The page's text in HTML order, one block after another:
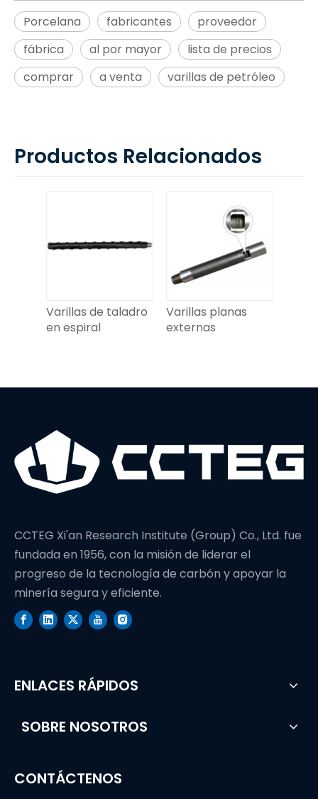
Porcelana fabricantes
proveedor
fábrica
al por mayor
lista de precios
comprar
a venta varillas de petróleo
Productos Relacionados
Varillas de taladro
en espiral
Varillas planas
externas
CCTEG Xi'an Research Institute (Group) Co., Ltd. fue
fundada en 1956, con la misión de liderar el
progreso de la tecnología de carbón y apoyar la
minería segura y eficiente.
ENLACES RÁPIDOS
SOBRE NOSOTROS
CONTÁCTENOS